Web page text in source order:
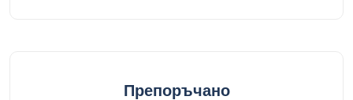
Препоръчано